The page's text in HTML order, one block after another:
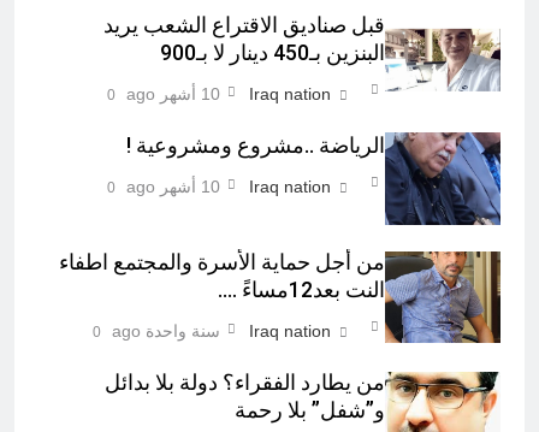
قبل صناديق الاقتراع الشعب يريد
البنزين بـ450 دينار لا بـ900
Iraq nation 10 أشهر ago 0
الرياضة ..مشروع ومشروعية !
Iraq nation 10 أشهر ago 0
من أجل حماية الأسرة والمجتمع اطفاء
النت بعد12مساءً ….
Iraq nation سنة واحدة ago 0
من يطارد الفقراء؟ دولة بلا بدائل
و”شفل” بلا رحمة